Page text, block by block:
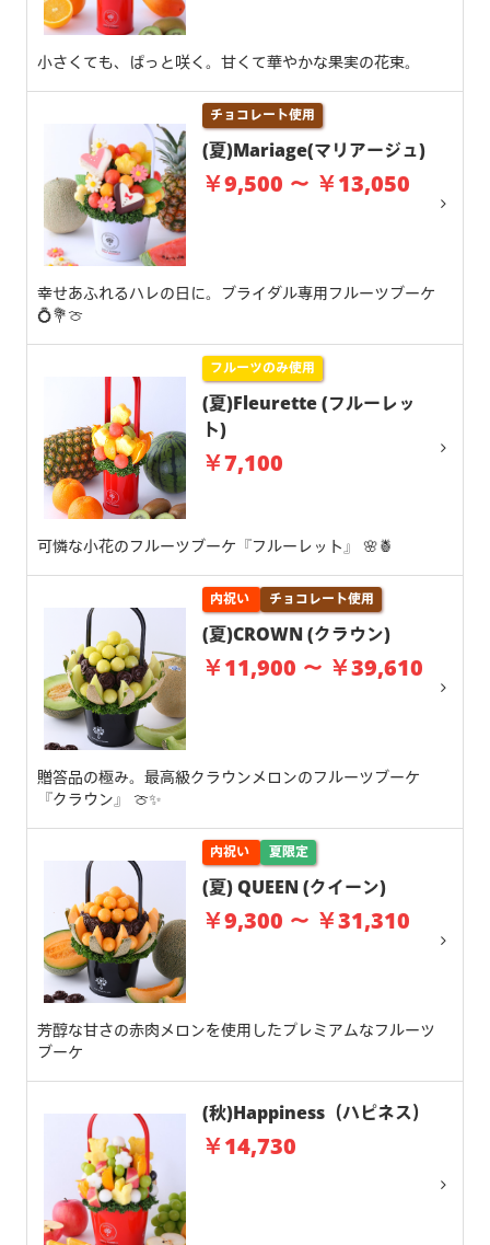
小さくても、ぱっと咲く。甘くて華やかな果実の花束。
チョコレート使用
(夏)Mariage(マリアージュ)
￥9,500 ～ ￥13,050
幸せあふれるハレの日に。ブライダル専用フルーツブーケ
💍💐🍈
フルーツのみ使用
(夏)Fleurette (フルーレッ
ト)
￥7,100
可憐な小花のフルーツブーケ『フルーレット』 🌸🍍
内祝い チョコレート使用
(夏)CROWN (クラウン)
￥11,900 ～ ￥39,610
贈答品の極み。最高級クラウンメロンのフルーツブーケ
『クラウン』 🍈✨
内祝い 夏限定
(夏) QUEEN (クイーン)
￥9,300 ～ ￥31,310
芳醇な甘さの赤肉メロンを使用したプレミアムなフルーツ
ブーケ
(秋)Happiness（ハピネス）
￥14,730